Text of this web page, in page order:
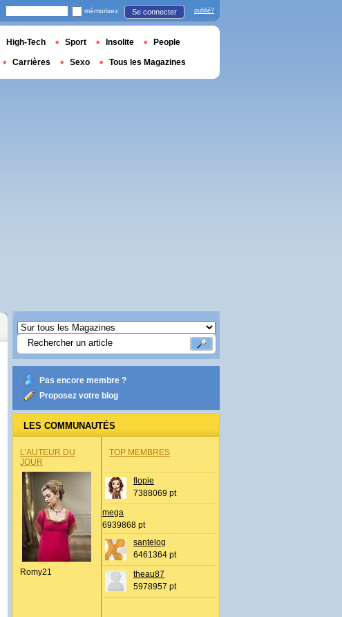
Pas encore membre ?
Proposez votre blog
LES COMMUNAUTÉS
L’AUTEUR DU
JOUR
Romy21
TOP MEMBRES
flopie
7388069 pt
mega
6939868 pt
santelog
6461364 pt
theau87
5978957 pt
mémorisez Se connecter oublié?
High-Tech Sport Insolite People
Carrières Sexo Tous les Magazines